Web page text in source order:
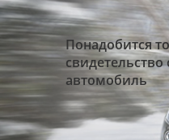
Понадобится
автомобиль